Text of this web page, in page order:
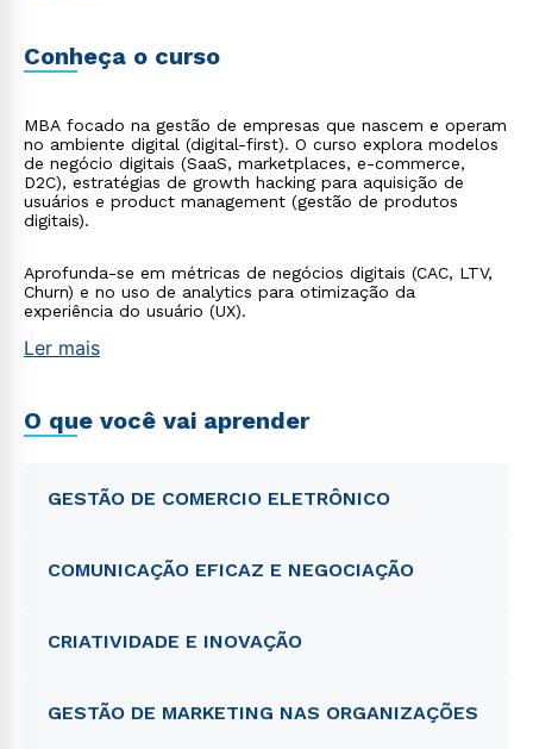
Conheça o curso
MBA focado na gestão de empresas que nascem e operam
no ambiente digital (digital-first). O curso explora modelos
de negócio digitais (SaaS, marketplaces, e-commerce,
D2C), estratégias de growth hacking para aquisição de
usuários e product management (gestão de produtos
digitais).
Aprofunda-se em métricas de negócios digitais (CAC, LTV,
Churn) e no uso de analytics para otimização da
experiência do usuário (UX).
Ler mais
O que você vai aprender
GESTÃO DE COMERCIO ELETRÔNICO
COMUNICAÇÃO EFICAZ E NEGOCIAÇÃO
CRIATIVIDADE E INOVAÇÃO
GESTÃO DE MARKETING NAS ORGANIZAÇÕES